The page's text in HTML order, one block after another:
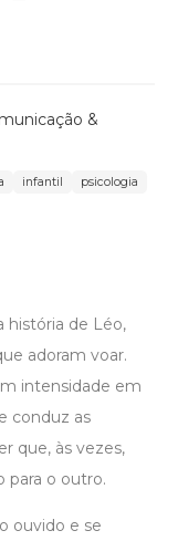
&
infantil
psicologia
história de Léo,
adoram voar.
intensidade em
conduz as
que, às vezes,
para o outro.
ouvido e se